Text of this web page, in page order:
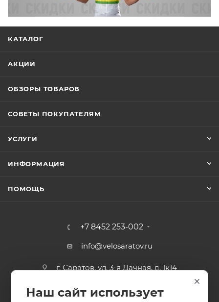
КАТАЛОГ
АКЦИИ
ОБЗОРЫ ТОВАРОВ
СОВЕТЫ ПОКУПАТЕЛЯМ
УСЛУГИ
ИНФОРМАЦИЯ
ПОМОЩЬ
+7 8452 253-002
info@velosaratov.ru
г. Саратов, ул. 3-я Дачная, д. 1к14
Наш сайт использует